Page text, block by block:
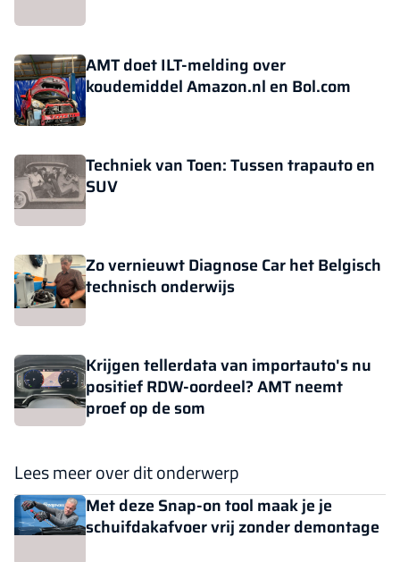
AMT doet ILT-melding over
koudemiddel Amazon.nl en Bol.com
Techniek van Toen: Tussen trapauto en
SUV
Zo vernieuwt Diagnose Car het Belgisch
technisch onderwijs
Krijgen tellerdata van importauto's nu
positief RDW-oordeel? AMT neemt
proef op de som
Lees meer over dit onderwerp
Met deze Snap-on tool maak je je
schuifdakafvoer vrij zonder demontage